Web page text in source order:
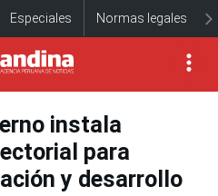
Especiales Normas legales
instala
para
y desarrollo